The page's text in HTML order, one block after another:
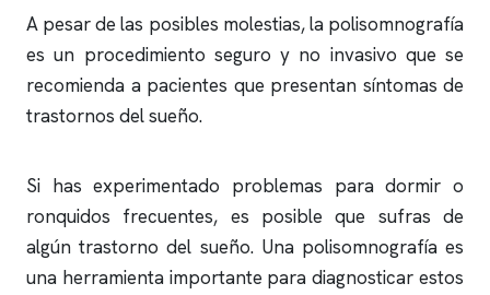
A pesar de las posibles molestias, la polisomnografía
es un procedimiento seguro y no invasivo que se
recomienda a pacientes que presentan síntomas de
trastornos del sueño.
Si has experimentado problemas para dormir o
ronquidos frecuentes, es posible que sufras de
algún trastorno del sueño. Una polisomnografíaes
una herramienta importante para diagnosticar estos